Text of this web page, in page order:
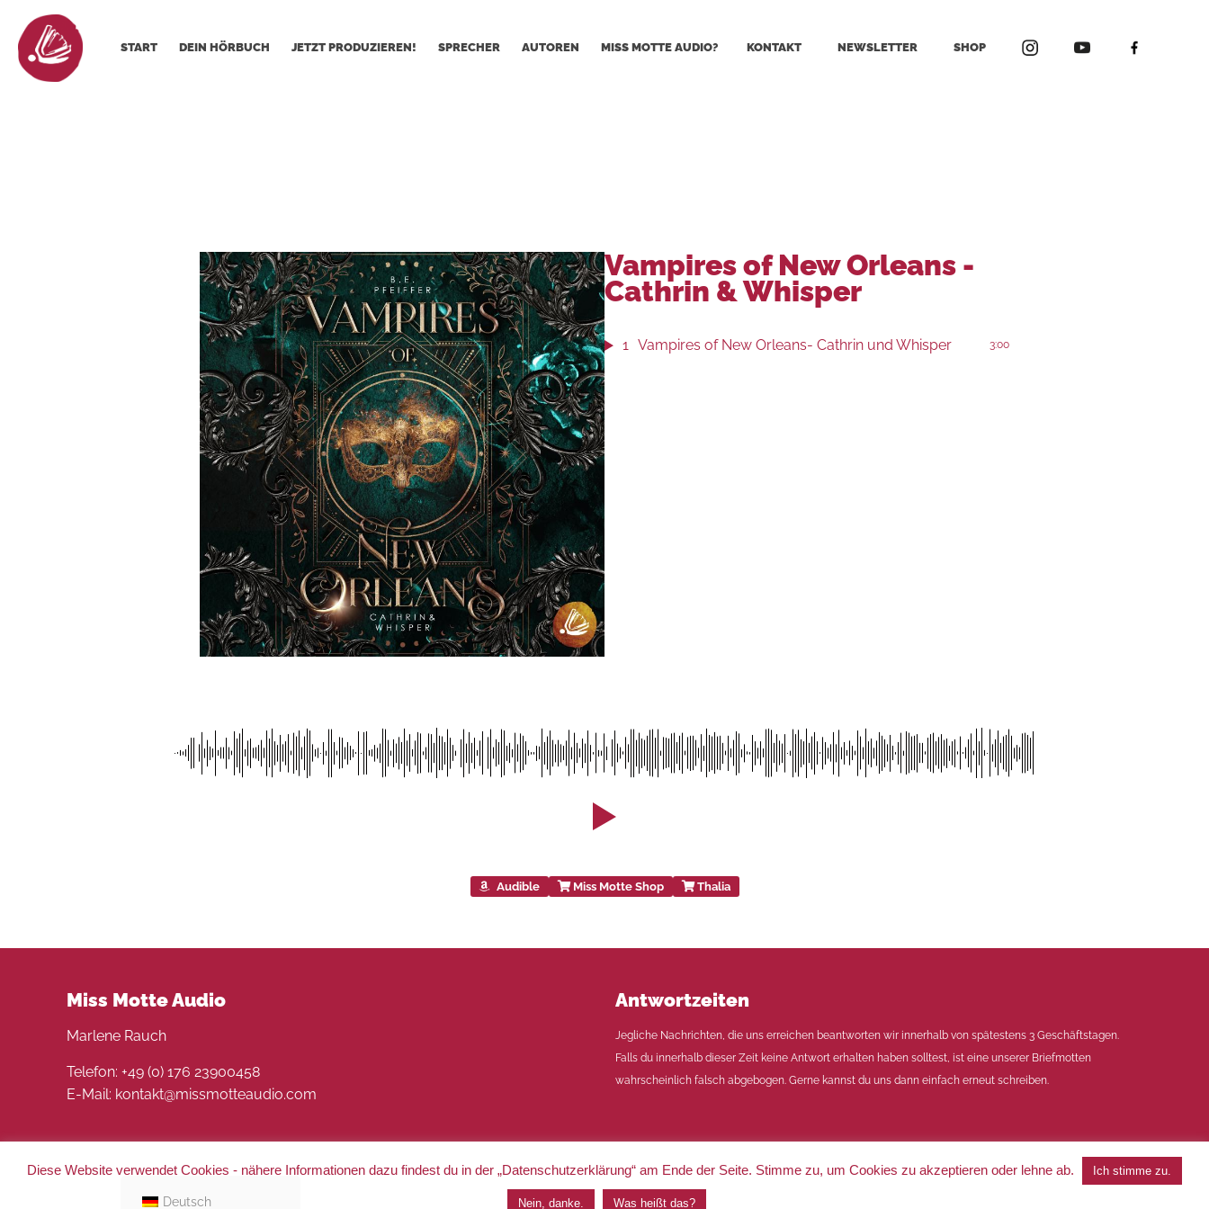
START DEIN HÖRBUCH JETZT PRODUZIEREN! SPRECHER AUTOREN MISS MOTTE AUDIO? KONTAKT NEWSLETTER SHOP
Vampires of New Orleans -
Cathrin & Whisper
1 Vampires of New Orleans- Cathrin und Whisper 3:00
Audible Miss Motte Shop Thalia
Miss Motte Audio
Marlene Rauch
Telefon: +49 (0) 176 23900458
E-Mail: kontakt@missmotteaudio.com
Antwortzeiten
Jegliche Nachrichten, die uns erreichen beantworten wir innerhalb von spätestens 3 Geschäftstagen.
Falls du innerhalb dieser Zeit keine Antwort erhalten haben solltest, ist eine unserer Briefmotten
wahrscheinlich falsch abgebogen. Gerne kannst du uns dann einfach erneut schreiben.
Datenschutz
Diese Website verwendet Cookies - nähere Informationen dazu findest du in der „Datenschutzerklärung“ am Ende der Seite. Stimme zu, um Cookies zu akzeptieren oder lehne ab. Ich stimme zu.
Nein, danke. Was heißt das?
Deutsch